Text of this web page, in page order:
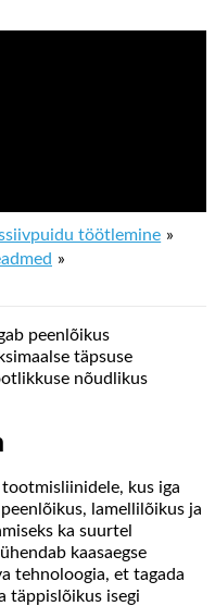
töötlemine
kus iga
lamellilõikus ja
ka suurtel
kaasaegse
tehnoloogia, et tagada
täppislõikus isegi